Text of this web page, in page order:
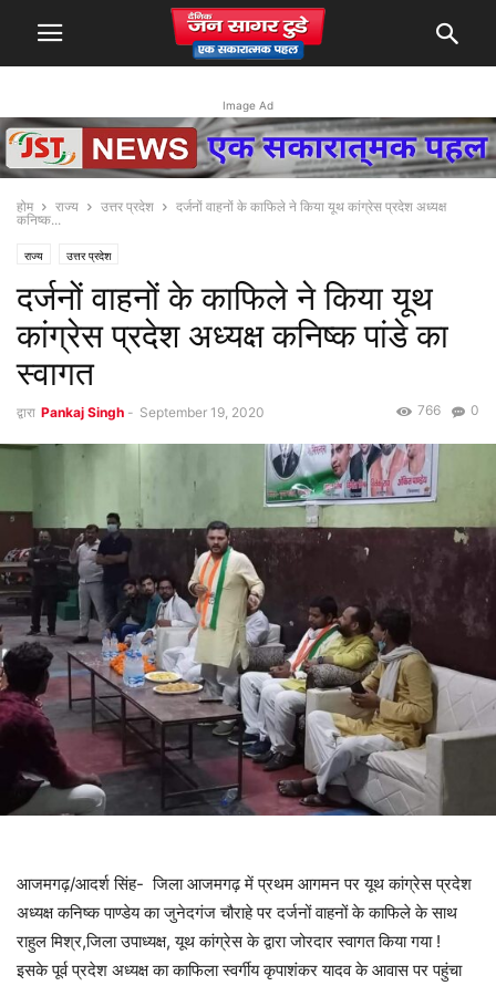
Image Ad
होम राज्य उत्तर प्रदेश
दर्जनों वाहनों के काफिले ने किया यूथ कांग्रेस प्रदेश अध्यक्ष
कनिष्क...
राज्य उत्तर प्रदेश
दर्जनों वाहनों के काफिले ने किया यूथ
कांग्रेस प्रदेश अध्यक्ष कनिष्क पांडे का
स्वागत
द्वारा Pankaj Singh - September 19, 2020 0
766
आजमगढ़/आदर्श सिंह- जिला आजमगढ़ में प्रथम आगमन पर यूथ कांग्रेस प्रदेश
अध्यक्ष कनिष्क पाण्डेय का जुनेदगंज चौराहे पर दर्जनों वाहनों के काफिले के साथ
राहुल मिश्र,जिला उपाध्यक्ष, यूथ कांग्रेस के द्वारा जोरदार स्वागत किया गया !
इसके पूर्व प्रदेश अध्यक्ष का काफिला स्वर्गीय कृपाशंकर यादव के आवास पर पहुंचा